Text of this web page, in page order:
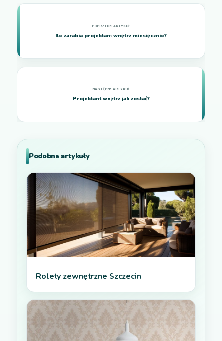
Ile zarabia projektant wnętrz miesięcznie?
Projektant wnętrz jak zostać?
Podobne artykuły
Rolety zewnętrzne Szczecin